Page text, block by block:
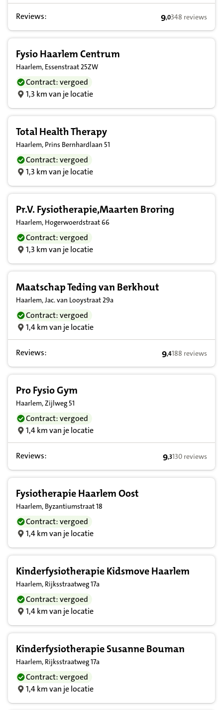
Reviews: 9,0 op basis van
9,0348 reviews
Fysio Haarlem Centrum
Haarlem, Essenstraat 25ZW
Contract: vergoed
1,3 km van je locatie
Total Health Therapy
Haarlem, Prins Bernhardlaan 51
Contract: vergoed
1,3 km van je locatie
Pr.V. Fysiotherapie,Maarten Broring
Haarlem, Hogerwoerdstraat 66
Contract: vergoed
1,3 km van je locatie
Maatschap Teding van Berkhout
Haarlem, Jac. van Looystraat 29a
Contract: vergoed
1,4 km van je locatie
Reviews: 9,4 op basis van
9,4188 reviews
Pro Fysio Gym
Haarlem, Zijlweg 51
Contract: vergoed
1,4 km van je locatie
Reviews: 9,3 op basis van
9,3130 reviews
Fysiotherapie Haarlem Oost
Haarlem, Byzantiumstraat 18
Contract: vergoed
1,4 km van je locatie
Kinderfysiotherapie Kidsmove Haarlem
Haarlem, Rijksstraatweg 17a
Contract: vergoed
1,4 km van je locatie
Kinderfysiotherapie Susanne Bouman
Haarlem, Rijksstraatweg 17a
Contract: vergoed
1,4 km van je locatie